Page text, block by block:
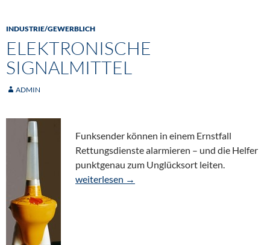
INDUSTRIE/GEWERBLICH
ELEKTRONISCHE
SIGNALMITTEL
ADMIN
Funksender können in einem Ernstfall
Rettungsdienste alarmieren – und die Helfer
punktgenau zum Unglücksort leiten.
Elektronische Signalmittel
weiterlesen →